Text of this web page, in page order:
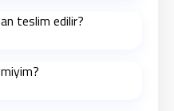
teslim edilir?